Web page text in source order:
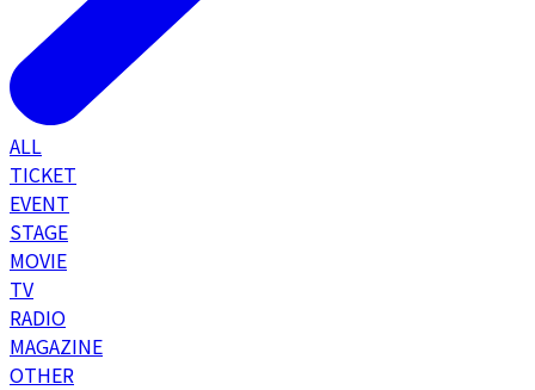
ALL
TICKET
EVENT
STAGE
MOVIE
TV
RADIO
MAGAZINE
OTHER